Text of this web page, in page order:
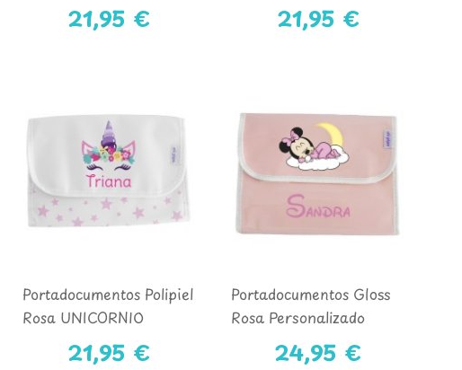
21,95 € 21,95 €
Portadocumentos Polipiel
Rosa UNICORNIO
21,95 €
Portadocumentos Gloss
Rosa Personalizado
MINNIE24,95 €